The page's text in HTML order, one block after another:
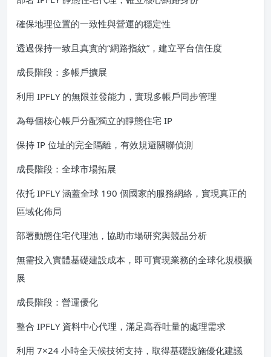
確保地理位置的一致性與營運的穩定性
透過保持一致且真實的“網路指紋”，建立平台信任度
成長階段：多帳戶擴展
利用 IPFLY 的無限並發能力，實現多帳戶同步管理
為每個核心帳戶分配獨立的靜態住宅 IP
保持 IP 位址的完全隔離，有效規避關聯偵測
成長階段：全球市場拓展
依托 IPFLY 涵蓋全球 190 個國家的服務網絡，實現真正的
區域化佈局
部署動態住宅代理池，協助市場研究與競品分析
無需投入實體基礎建設成本，即可實現業務的全球化規模擴
展
成長階段：營運優化
整合 IPFLY 資料中心代理，滿足高吞吐量的處理需求
利用 7×24 小時全天候技術支持，取得基礎設施優化建議